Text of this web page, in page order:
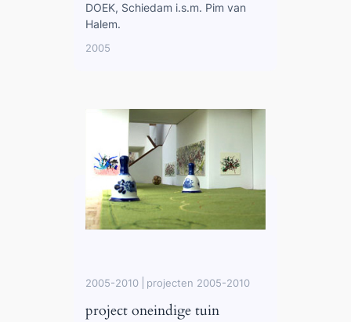
DOEK, Schiedam i.s.m. Pim van
Halem.
2005
2005-2010 projecten 2005-2010
project oneindige tuin